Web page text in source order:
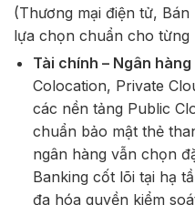
(Thương mại điện tử,
lựa chọn chuẩn cho từng
Tài chính – Ngân hàng
Colocation, Private
các nền tảng Public
chuẩn bảo mật thẻ
ngân hàng vẫn chọn
Banking cốt lõi tại hạ
đa hóa quyền kiểm